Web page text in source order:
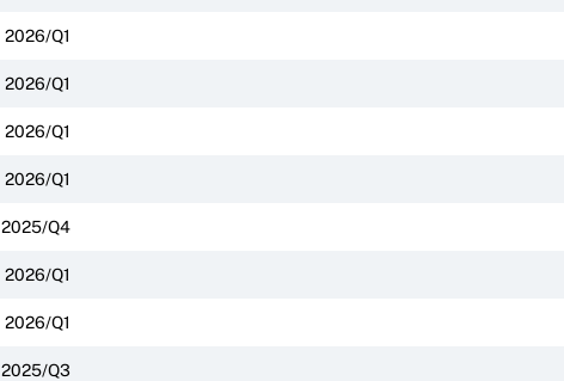
2026/Q1
2026/Q1
2026/Q1
2026/Q1
2025/Q4
2026/Q1
2026/Q1
2025/Q3